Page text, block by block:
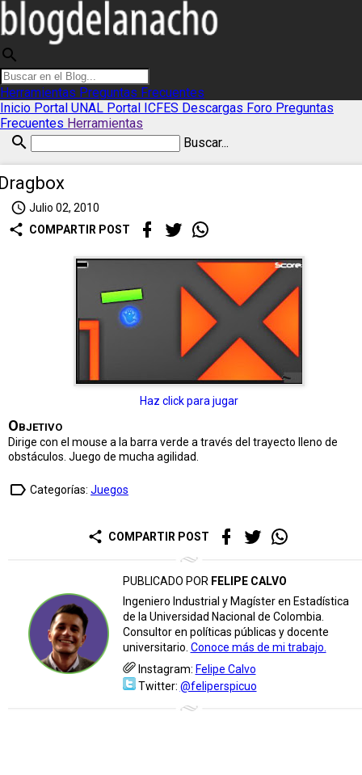
search
Herramientas Preguntas Frecuentes
Inicio Portal UNAL Portal ICFES Descargas Foro Preguntas
Frecuentes Herramientas
search Buscar...
access_time Julio 02, 2010
share COMPARTIR POST
Haz click para jugar
Objetivo
Dirige con el mouse a la barra verde a través del trayecto lleno de
obstáculos. Juego de mucha agilidad.
label_outline Categorías: Juegos
share COMPARTIR POST
PUBLICADO POR FELIPE CALVO
Ingeniero Industrial y Magíster en Estadística
de la Universidad Nacional de Colombia.
Consultor en políticas públicas y docente
universitario. Conoce más de mi trabajo.
Instagram: Felipe Calvo
Twitter: @feliperspicuo